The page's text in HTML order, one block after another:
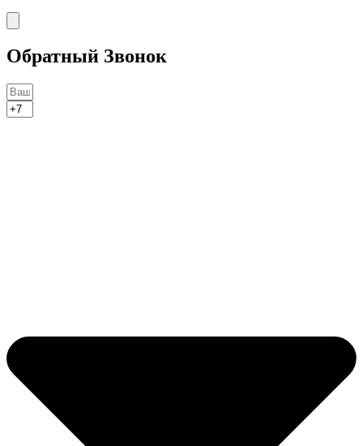
Обратный Звонок